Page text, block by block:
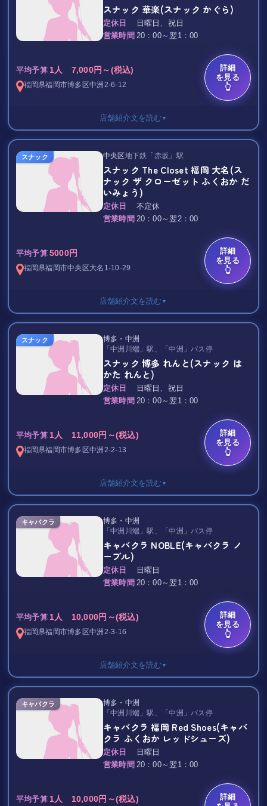
スナック 華楽(スナック かぐら)
定休日
日曜日、祝日
営業時間 20：00～翌1：00
平均予算 1人 7,000円～(税込)
福岡県福岡市博多区中洲2-6-12
詳細
を見る
👆
店舗紹介文を読む ▼
セット料金 / フリータイム
男性 4,000円
女性 2,500円
+1,000円で飲み放題/90分
《華楽（かぐら）》は、
女性も来やすいアットホームな明るいお店です。
日頃の疲れを癒やしていただくには
ぴったりの憩いの場です。
お一人様でもグループ様でも
シーンに合わせておもてなしいたします。
プランもご予算に合わせてご用意いたします。
お気軽にご相談ください。
※団体割引、女性割引あります
スナック 中央区地下鉄「赤坂」駅
スナック The Closet 福岡 大名(ス
ナック ザ クローゼット ふくおか だ
いみょう)
定休日
不定休
営業時間 20：00～翌2：00
平均予算 5000円
福岡県福岡市中央区 大名1-10-29
詳細
を見る
👆
店舗紹介文を読む ▼
チャージ 2,500円 / フリータイム
TAX なし
東京・渋谷で開業10年を迎え、 お店が一体となって盛り上がる
カラオケスナック「The Closet」の2号店が福岡大名に進出！
その日それぞれの個性で営業しています。
曜日を変えて毎回新鮮な気持ちでお店に通うこともできます。
渋谷店は、常連になるお客様が多く、とてもアットホームな店舗
です。
ご旅行、ご出張の際、福岡まで来られた際には是非お立ち寄りく
【プレオープン期間】
8/23(金) ８/24㈯から、順次オープン予定
営業時間20：00ー2：00
スナック
博多・中洲
「中洲川端」駅、「中洲」バス停
スナック 博多 れんと(スナック は
かた れんと)
定休日
日曜日、祝日
営業時間 20：00～翌1：00
平均予算 1人 11,000円～(税込)
福岡県福岡市博多区中洲2-2-13
詳細
を見る
👆
店舗紹介文を読む ▼
飲み放題 8,000円/90分
ボトルキープのある方は6,000円/フリータイム
TAX 10％
今夜は和風な装いのステキなスナックで一杯いかがですか！？
笑顔がはじける気さくで明るく楽しいママを中心に
雰囲気は最高!!アットホームで超明るい!!
お一人様でもくつろげますし、
カラオケで大盛り上がりするにも
オススメですよ(^o^)/
【システム】
＊飲み放題
8,000円／90分
6,000円／フリータイム
キャバクラ
博多・中洲
「中洲川端」駅、「中洲」バス停
キャバクラ NOBLE(キャバクラ ノ
ーブル)
定休日
日曜日
営業時間 20：00～翌1：00
平均予算 1人 10,000円～(税込)
福岡県福岡市博多区中洲2-3-16
詳細
を見る
👆
店舗紹介文を読む ▼
1SET60分 8,000円（8,800円）
シングルチャージ（60分） 2,000円（2,200円）
延長料金 30分/4,000円（4,400円）／60分/8,000円（8,800円）
ハウスボトル飲み放題 3,000円（3,300円）
焼酎（芋、麦、米）、ウイスキー、ブランデー
同伴料 3,000円（3,300円）
キャバクラ
博多・中洲
「中洲川端」駅、「中洲」バス停
キャバクラ 福岡 Red Shoes(キャバ
クラ ふくおか レッドシューズ)
定休日
日曜日
営業時間 20：00～翌1：00
平均予算 1人 10,000円～(税込) 詳細